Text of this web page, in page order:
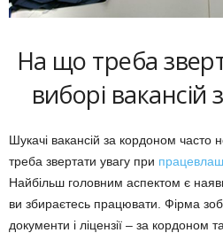
На що треба
виборі
Шукачі вакансій за кордоном часто
треба звертати увагу при
Найбільш головним аспектом є
ви збираєтесь працювати. Фірма
документи і ліцензії – за кордоном